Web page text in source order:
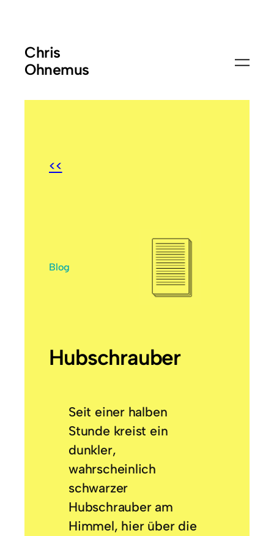
Chris
Ohnemus
<<
Blog
Hubschrauber
Seit einer halben
Stunde kreist ein
dunkler,
wahrscheinlich
schwarzer
Hubschrauber am
Himmel, hier über die